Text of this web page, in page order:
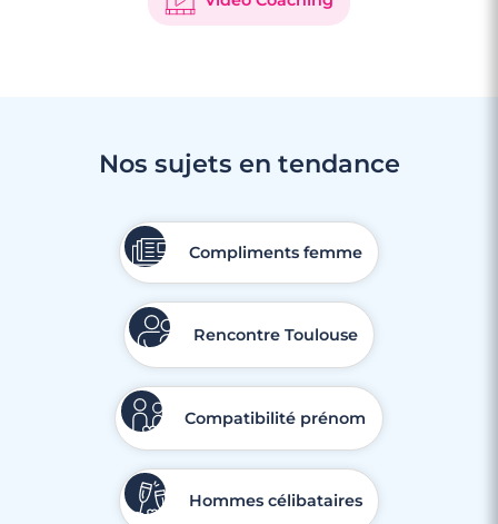
Nos sujets en tendance
Compliments femme
Rencontre Toulouse
Compatibilité prénom
Hommes célibataires